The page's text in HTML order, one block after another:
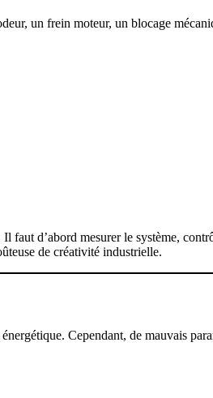
un frein moteur, un blocage
faut d’abord mesurer le système,
de créativité industrielle.
Cependant, de mauvais